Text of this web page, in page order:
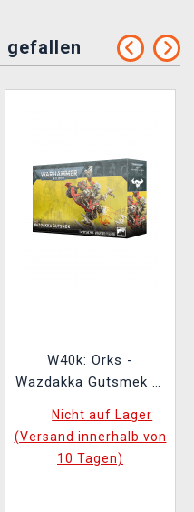
gefallen
W40k: Orks -
Wazdakka Gutsmek (1
Nicht auf Lager
(Versand innerhalb von
10 Tagen)